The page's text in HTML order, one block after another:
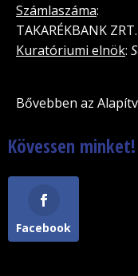
Számlaszáma:
TAKARÉKBANK
Kuratóriumi elnök:
Bővebben az
Kövessen minket!
Facebook